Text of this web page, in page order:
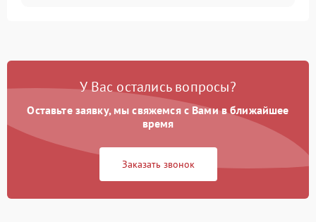
Замена платы управления 2200 ₽ Подробнее →
У Вас остались вопросы?
Оставьте заявку, мы свяжемся с Вами в ближайшее
время
Заказать звонок